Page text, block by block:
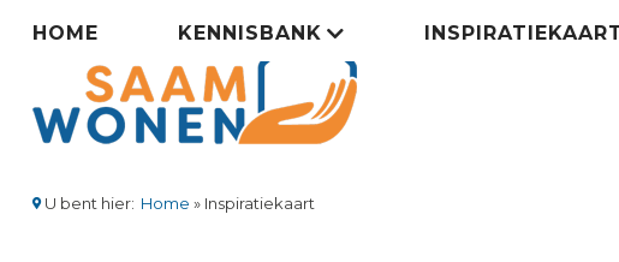
gaan
Zorgsaamwonen
menu
HOME KENNISBANK
U bent hier: Home Inspiratiekaart